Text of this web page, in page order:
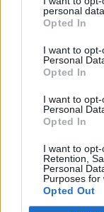
personal data.
Opted In
I want to
Personal
Opted In
I want to
Personal
Opted In
I want to opt-
Retention,
Personal
Purposes for
Opted Out
2023. augusztus
12 ezer liter
A hétvégén több